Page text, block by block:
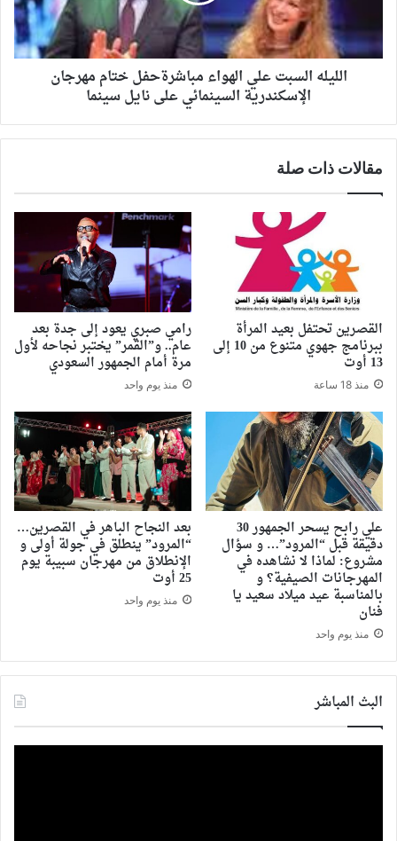
الليله السبت علي الهواء مباشرةحفل ختام مهرجان
الإسكندرية السينمائي على نايل سينما
مقالات ذات صلة
القصرين تحتفل بعيد المرأة
ببرنامج جهوي متنوع من 10 إلى
13 أوت
منذ 18 ساعة
رامي صبري يعود إلى جدة بعد
عام.. و”القمر” يختبر نجاحه لأول
مرة أمام الجمهور السعودي
منذ يوم واحد
علي رابح يسحر الجمهور 30
دقيقة قبل “المرود”… و سؤال
مشروع: لماذا لا نشاهده في
المهرجانات الصيفية؟ و
بالمناسبة عيد ميلاد سعيد يا
فنان
منذ يوم واحد
بعد النجاح الباهر في القصرين…
“المرود” ينطلق في جولة أولى و
الإنطلاق من مهرجان سبيبة يوم
25 أوت
منذ يوم واحد
البث المباشر